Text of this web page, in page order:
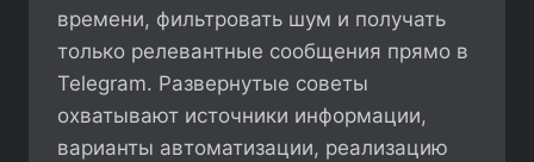
времени, фильтровать шум и получать
только релевантные сообщения прямо в
Telegram. Развернутые советы
охватывают источники информации,
варианты автоматизации, реализацию